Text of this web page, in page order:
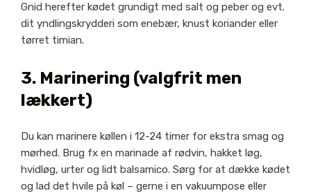
Gnid herefter kødet grundigt med salt og peber og evt.
dit yndlingskrydderi som enebær, knust koriander eller
tørret timian.
3. Marinering (valgfrit men
lækkert)
Du kan marinere køllen i 12-24 timer for ekstra smag og
mørhed. Brug fx en marinade af rødvin, hakket løg,
hvidløg, urter og lidt balsamico. Sørg for at dække kødet
og lad det hvile på køl – gerne i en vakuumpose eller